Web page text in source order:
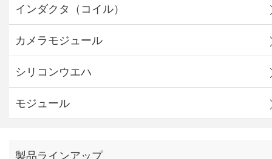
インダクタ（コイル）
カメラモジュール
シリコンウエハ
モジュール
製品ラインアップ